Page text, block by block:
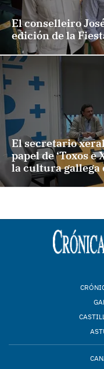
El conselleiro
edición de la
El secretario
papel de ‘Toxos e
la cultura gallega